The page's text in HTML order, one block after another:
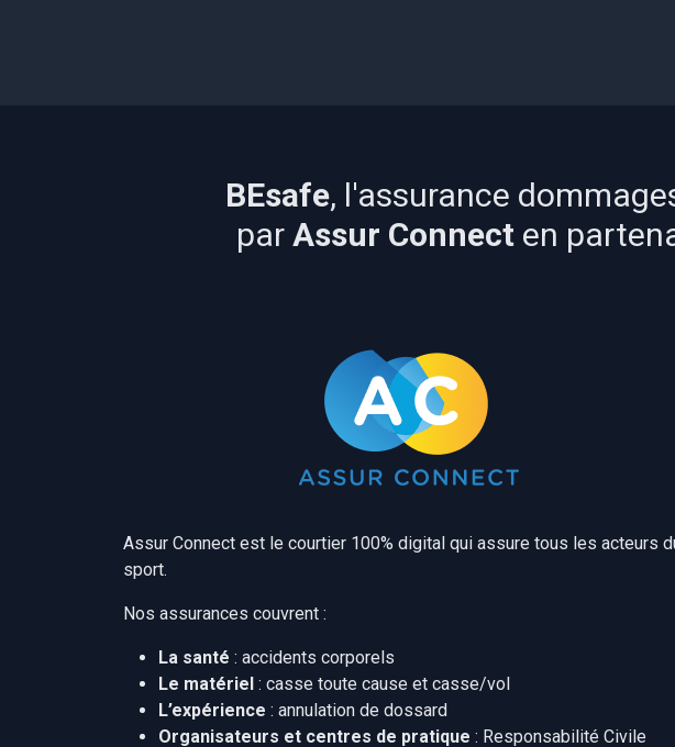
BEsafe, l'assurance
par Assur Connect en
Assur Connect est le courtier 100% digital qui assure tous les acteurs
sport.
Nos assurances couvrent :
La santé : accidents corporels
Le matériel : casse toute cause et casse/vol
L’expérience : annulation de dossard
Organisateurs et centres de pratique : Responsabilité Civile